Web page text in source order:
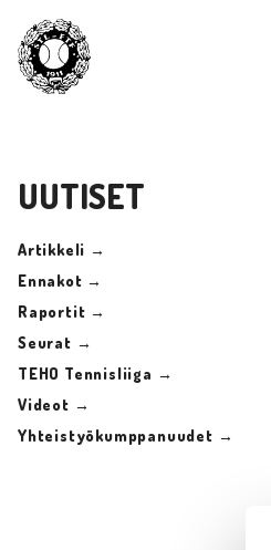
UUTISET
Artikkeli →
Ennakot →
Raportit →
Seurat →
TEHO Tennisliiga →
Videot →
Yhteistyökumppanuudet →